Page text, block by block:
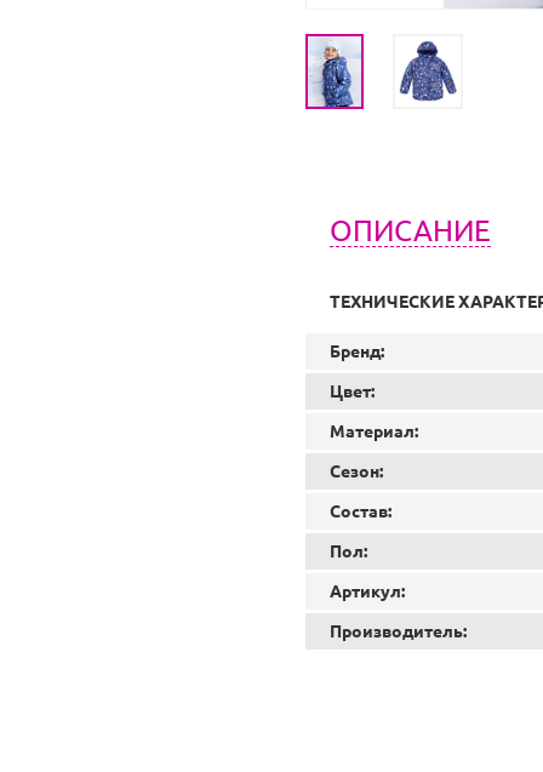
ОПИСАНИЕ
ТЕХНИЧЕСКИЕ
Бренд:
Цвет:
Материал:
Сезон:
Состав:
Пол:
Артикул:
Производитель: